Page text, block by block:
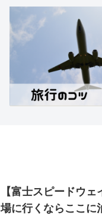
【富士スピードウ
場に行くならここに